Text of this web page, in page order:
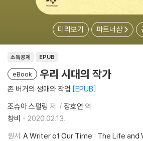
미리보기 파트너샵
소득공제 EPUB
eBook 우리 시대의 작가
존 버거의 생애와 작업 EPUB
조슈아 스펄링 저 장호연 역
창비
2020.02.13.
원서 A Writer of Our Time : The Life and